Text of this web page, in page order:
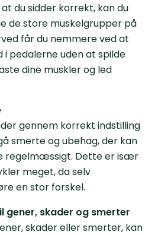
du sidder korrekt, kan du
de store muskelgrupper på
får du nemmere ved at
pedalerne uden at spilde
dine muskler og led
gennem korrekt indstilling
smerte og ubehag, der kan
regelmæssigt. Dette er især
meget, da selv
en stor forskel.
gener, skader og smerter
skader eller smerter, kan